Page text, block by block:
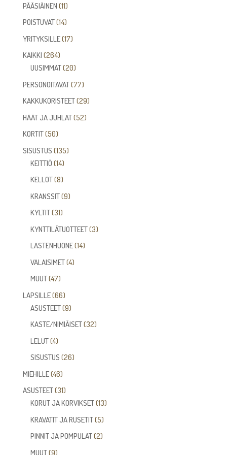
PÄÄSIÄINEN 1111
tuotetta
POISTUVAT 1414
tuotetta
YRITYKSILLE 1717
KAIKKI 264264
tuotetta
UUSIMMAT 2020
tuotetta
PERSONOITAVAT 7777
tuotetta
KAKKUKORISTEET 2929
HÄÄT JA JUHLAT 5252
KORTIT 5050
tuotetta
SISUSTUS 135135
KEITTIÖ 1414
tuotetta
KELLOT 88
tuotetta
KRANSSIT 99
KYLTIT 3131
tuotetta
KYNTTILÄTUOTTEET 33
LASTENHUONE 1414
VALAISIMET 44
MUUT 4747
tuotetta
LAPSILLE 6666
tuotetta
ASUSTEET 99
tuotetta
KASTE/NIMIÄISET 3232
LELUT 44
tuotetta
SISUSTUS 2626
MIEHILLE 4646
tuotetta
ASUSTEET 3131
tuotetta
KORUT JA KORVIKSET 1313
KRAVATIT JA RUSETIT 55
tuotetta
PINNIT JA POMPULAT 22
MUUT 99